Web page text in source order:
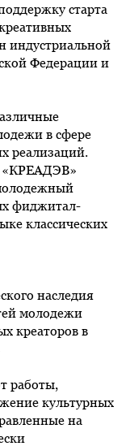
старта
индустриальной
Федерации и
в сфере
реализаций.
«КРЕАДЭВ»
фиджитал-
классических
наследия
молодежи
креаторов в
работы,
культурных
на